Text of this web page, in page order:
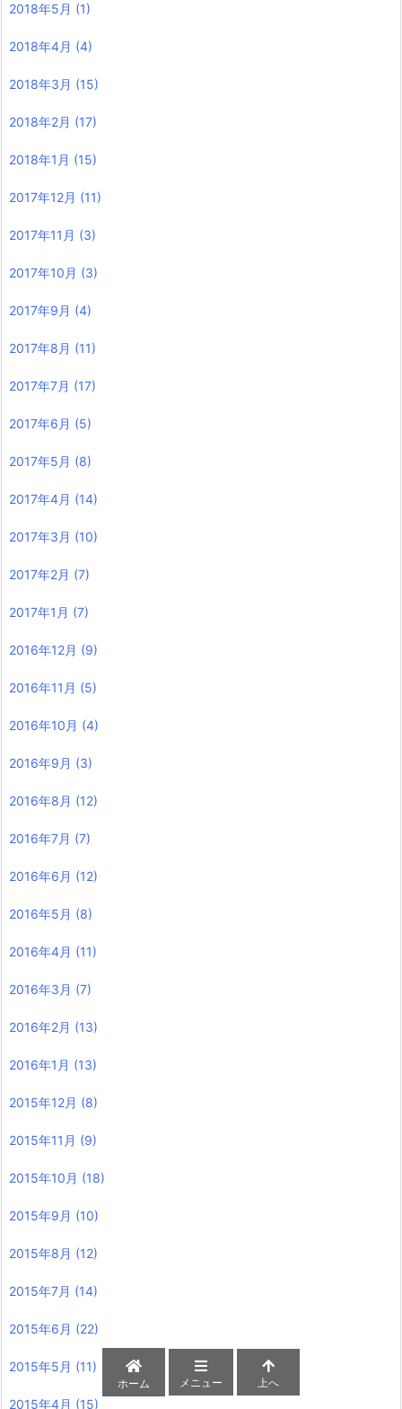
2018年5月 (1)
2018年4月 (4)
2018年3月 (15)
2018年2月 (17)
2018年1月 (15)
2017年12月 (11)
2017年11月 (3)
2017年10月 (3)
2017年9月 (4)
2017年8月 (11)
2017年7月 (17)
2017年6月 (5)
2017年5月 (8)
2017年4月 (14)
2017年3月 (10)
2017年2月 (7)
2017年1月 (7)
2016年12月 (9)
2016年11月 (5)
2016年10月 (4)
2016年9月 (3)
2016年8月 (12)
2016年7月 (7)
2016年6月 (12)
2016年5月 (8)
2016年4月 (11)
2016年3月 (7)
2016年2月 (13)
2016年1月 (13)
2015年12月 (8)
2015年11月 (9)
2015年10月 (18)
2015年9月 (10)
2015年8月 (12)
2015年7月 (14)
2015年6月 (22)
2015年5月 (11)
2015年4月 (15)
ホーム メニュー 上へ